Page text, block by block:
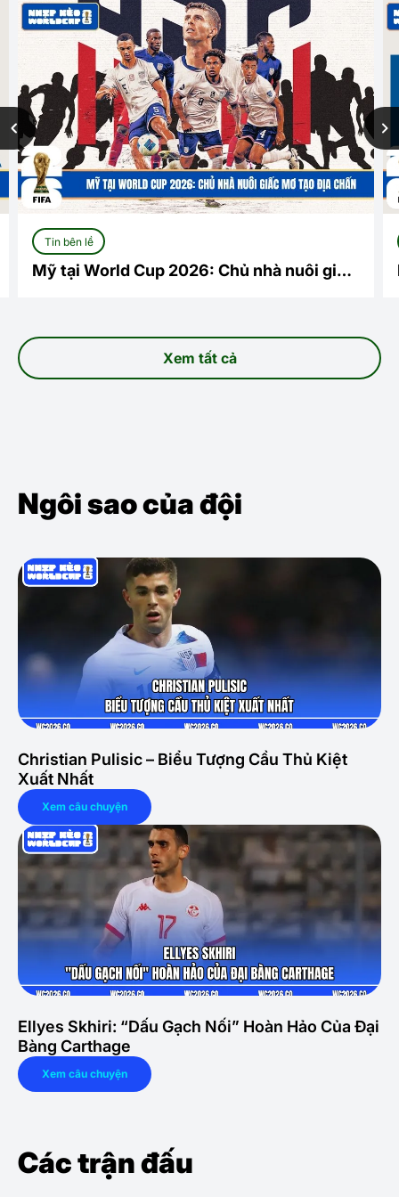
Xem tất cả
giấc
Nước chủ nhà World Cup 2026: Hành
Ngôi sao của đội
Christian Pulisic – Biểu Tượng Cầu Thủ Kiệt
Xuất Nhất
Xem câu chuyện
Ellyes Skhiri: “Dấu Gạch Nối” Hoàn Hảo Của Đại
Bàng Carthage
Xem câu chuyện
Các trận đấu